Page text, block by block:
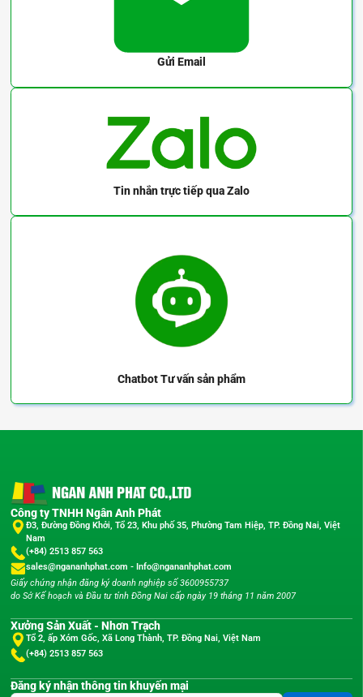
Gửi Email
Tin nhắn trực tiếpqua Zalo
ChatbotTư vấn sản phẩm
Công ty TNHH Ngân Anh Phát
Đ3, Đường Đồng Khởi, Tổ 23, Khu phố 35, Phường Tam Hiệp, TP. Đồng Nai, Việt
Nam
(+84) 2513 857 563
sales@ngananhphat.com - Info@ngananhphat.com
Giấy chứng nhận đăng ký doanh nghiệp số 3600955737
do Sở Kế hoạch và Đầu tư tỉnh Đồng Nai cấp ngày 19 tháng 11 năm 2007
Xưởng Sản Xuất - Nhơn Trạch
Tổ 2, ấp Xóm Gốc, Xã Long Thành, TP. Đồng Nai, Việt Nam
(+84) 2513 857 563
Đăng ký nhận thông tin khuyến mại